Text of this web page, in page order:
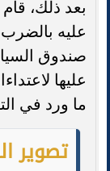
بعد ذلك،
عليه
صندوق
عليها
ما ورد في
تصوير